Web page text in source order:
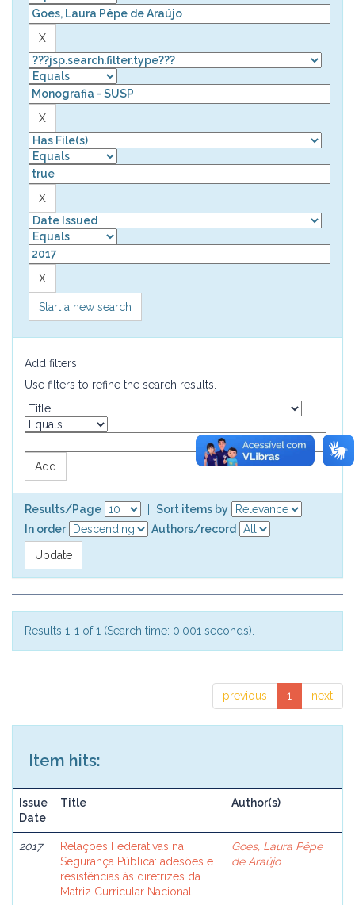
Start a new search
Add filters:
Use filters to refine the search results.
Results/Page
Sort items by
In order
Authors/record
Results 1-1 of 1 (Search time: 0.001 seconds).
previous 1 next
Item hits:
Issue
Date
Title Author(s)
2017
Relações Federativas na
Segurança Pública: adesões e
resistências às diretrizes da
Matriz Curricular Nacional
Goes, Laura Pêpe
de Araújo